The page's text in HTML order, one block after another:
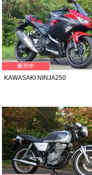
KAWASAKI NINJA250